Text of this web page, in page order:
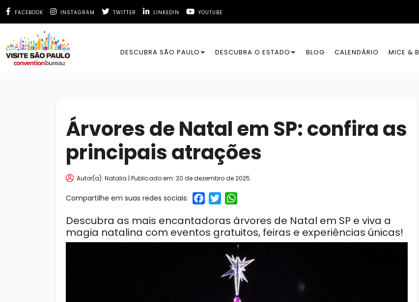
FACEBOOK INSTAGRAM TWITTER LINKEDIN YOUTUBE
DESCUBRA SÃO PAULO DESCUBRA O ESTADO BLOG CALENDÁRIO MICE & B
Árvores de Natal em SP: confira as
principais atrações
Autor(a): Natalia | Publicado em: 20 de dezembro de 2025
Compartilhe em suas redes sociais: Facebook
Twitter
Descubra as mais encantadoras árvores de Natal em SP e viva a
magia natalina com eventos gratuitos, feiras e experiências únicas!